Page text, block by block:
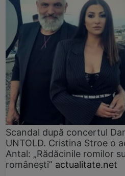
Scandal după concertul
UNTOLD. Cristina Stroe o
Antal: „Rădăcinile romilor
românești” actualitate.net